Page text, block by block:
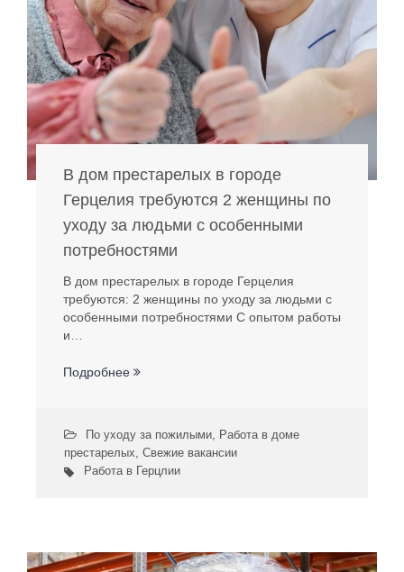
В дом престарелых в городе
Герцелия требуются 2 женщины по
уходу за людьми с особенными
потребностями
В дом престарелых в городе Герцелия
требуются: 2 женщины по уходу за людьми с
особенными потребностями С опытом работы
и…
Подробнее
По уходу за пожилыми, Работа в доме
престарелых Свежие вакансии
Работа в Герцлии